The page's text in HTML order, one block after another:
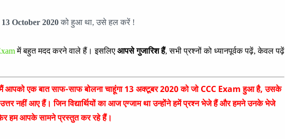
13 October 2020 को हुआ था, उसे हल करें !
में बहुत मदद करने वाले हैं। इसलिए आपसे गुजारिश हैं, सभी प्रश्नों को ध्यानपूर्वक पढ़ें, केवल पढ़ें
आपको एक बात साफ-साफ बोलना चाहूंगा 13 अक्टूबर 2020 को जो CCC Exam हुआ है, उसके
नहीं आए हैं। जिन विद्यार्थियों का आज एग्जाम था उन्होंने हमें प्रश्न भेजे हैं और हमने उनके भेजे
हम आपके सामने प्रस्तुत कर रहे हैं।